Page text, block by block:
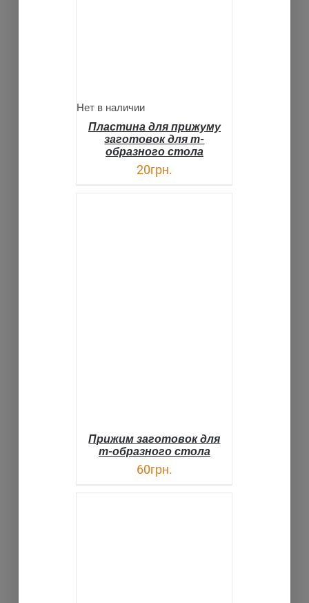
Нет в наличии
Пластина для прижуму
заготовок для т-
образного стола
20грн.
Прижим заготовок для
т-образного стола
60грн.